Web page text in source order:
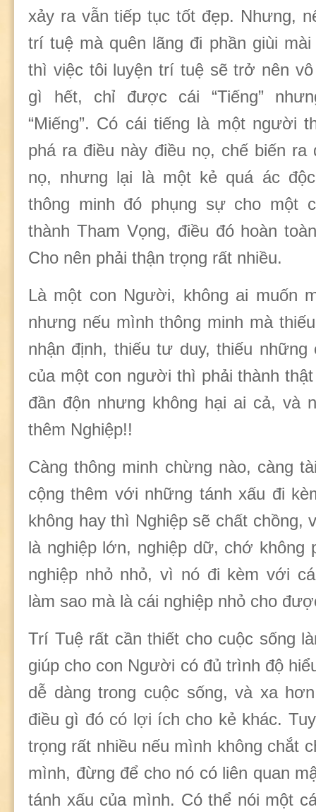
xảy ra vẫn tiếp tục tốt đẹp. Nhưng,
trí tuệ mà quên lãng đi phần giùi
thì việc tôi luyện trí tuệ sẽ trở nên
gì hết, chỉ được cái “Tiếng”
“Miếng”. Có cái tiếng là một người
phá ra điều này điều nọ, chế biến
nọ, nhưng lại là một kẻ quá ác
thông minh đó phụng sự cho một
thành Tham Vọng, điều đó hoàn
Cho nên phải thận trọng rất nhiều.
Là một con Người, không ai muốn
nhưng nếu mình thông minh mà
nhận định, thiếu tư duy, thiếu những
của một con người thì phải thành
đần độn nhưng không hại ai cả, và
thêm Nghiệp!!
Càng thông minh chừng nào, càng
cộng thêm với những tánh xấu đi
không hay thì Nghiệp sẽ chất chồng,
là nghiệp lớn, nghiệp dữ, chớ không
nghiệp nhỏ nhỏ, vì nó đi kèm với
làm sao mà là cái nghiệp nhỏ cho
Trí Tuệ rất cần thiết cho cuộc sống
giúp cho con Người có đủ trình độ
dễ dàng trong cuộc sống, và xa
điều gì đó có lợi ích cho kẻ khác.
trọng rất nhiều nếu mình không chắt
mình, đừng để cho nó có liên quan
tánh xấu của mình. Có thể nói một